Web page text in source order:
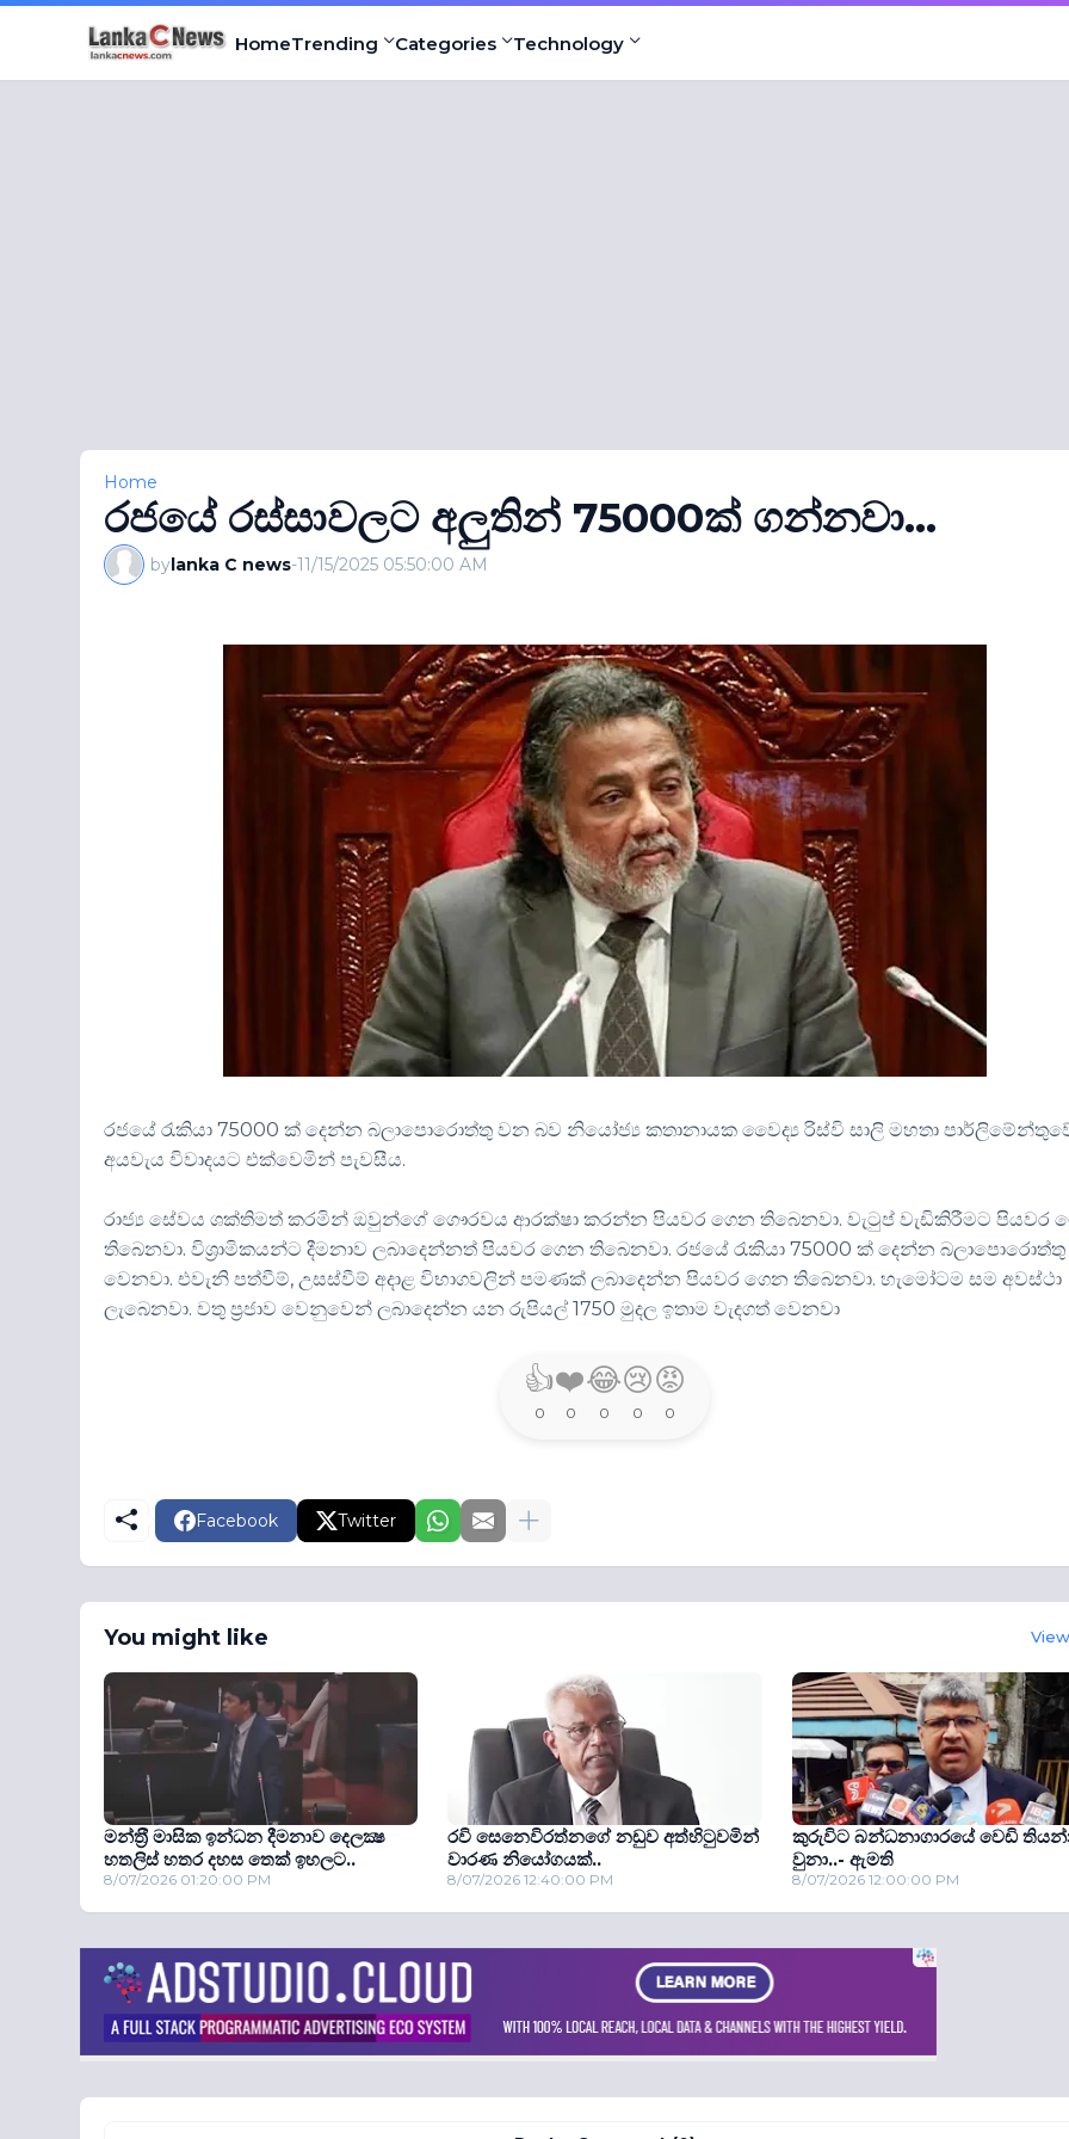
HomeTrending Categories Technology
Home
රජයේ රස්සාවලට අලුතින් 75000ක් ගන්නවා...
bylanka C news-11/15/2025 05:50:00 AM
රජයේ රැකියා 75000 ක් දෙන්න බලාපොරොත්තු වන බව නියෝජ්‍ය කතානායක වෛද්‍ය රිස්වි සාලි මහතා
අයවැය විවාදයට එක්වෙමින් පැවසීය.
රාජ්‍ය සේවය ශක්තිමත් කරමින් ඔවුන්ගේ ගෞරවය ආරක්ෂා කරන්න පියවර ගෙන තිබෙනවා. වැටුප්වැඩිකිරීමට පියවර
තිබෙනවා. විශ්‍රාමිකයන්ට දීමනාවලබාදෙන්නත් පියවර ගෙන තිබෙනවා. රජයේ රැකියා 75000ක් දෙන්න බලාපොරොත්තු
වෙනවා. එවැනි පත්වීම්,උසස්වීම් අදාළ විභාගවලින් පමණක්ලබාදෙන්න පියවර ගෙන තිබෙනවා.හැමෝටම සම අවස්ථා
ලැබෙනවා. වතු ප්‍රජාව වෙනුවෙන්ලබාදෙන්න යන රුපියල් 1750 මුදලඉතාම වැදගත් වෙනවා
👍
0
❤️
0
😂
0
😢
0
😡
0
Facebook Twitter
You might like
මන්ත‍්‍රී මාසික ඉන්ධන දීමනාව දෙලක්‍ෂ
හතලිස් හතර දහස තෙක් ඉහලට..
8/07/2026 01:20:00 PM
රවි සෙනෙවිරත්නගේ නඩුව අත්හිටුවමින්
වාරණ නියෝගයක්..
8/07/2026 12:40:00 PM
කුරුවිට බන්ධනාගාරයේ වෙඩි
වුනා..- ඇමති
8/07/2026 12:00:00 PM